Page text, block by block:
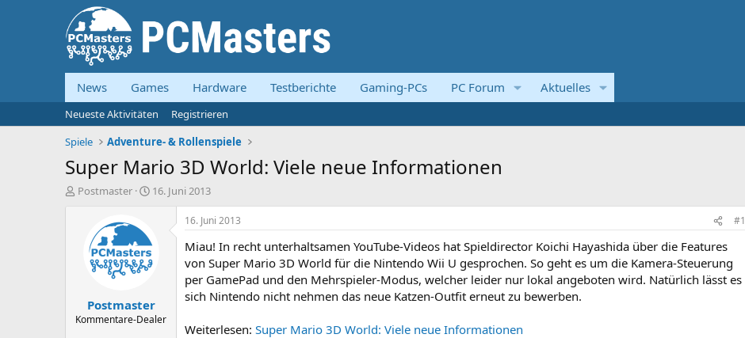
News Games Hardware Testberichte Gaming-PCs PC Forum Aktuelles
Neueste Aktivitäten
Registrieren
Spiele
Adventure- & Rollenspiele
Super Mario 3D World: Viele neue Informationen
E
Postmaster
E
e
l
a
m
16. Juni 2013
Postmaster
Kommentare-Dealer
16. Juni 2013 #1
Miau! In recht unterhaltsamen YouTube-Videos hat Spieldirector Koichi Hayashida über die Features
von Super Mario 3D World für die Nintendo Wii U gesprochen. So geht es um die Kamera-Steuerung
per GamePad und den Mehrspieler-Modus, welcher leider nur lokal angeboten wird. Natürlich lässt es
sich Nintendo nicht nehmen das neue Katzen-Outfit erneut zu bewerben.
Weiterlesen: Super Mario 3D World: Viele neue Informationen